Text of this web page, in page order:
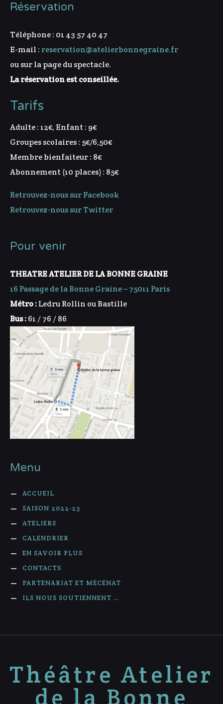
Réservation
Téléphone : 01 43 57 40 47
E-mail : reservation@atelierbonnegraine.fr
ou sur la page du spectacle.
La réservation est conseillée.
Tarifs
Adulte : 12€, Enfant : 9€
Groupes scolaires : 5€/6,50€
Membre bienfaiteur : 8€
Abonnement (10 places) : 85€
Retrouvez-nous sur Facebook
Retrouvez-nous sur Twitter
Pour venir
THEATRE ATELIER DE LA BONNE GRAINE
16 Passage de la Bonne Graine – 75011 Paris
Métro :Ledru Rollin ou Bastille
Bus :61 / 76 / 86
Menu
ACCUEIL
SAISON 2022-23
ATELIERS
CALENDRIER
EN SAVOIR PLUS
CONTACTS
PARTENARIAT ET MÉCÉNAT
ILS NOUS SOUTIENNENT …
Théâtre Atelier
de la Bonne